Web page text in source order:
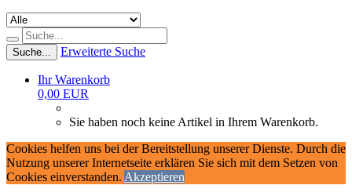
Suche... Erweiterte Suche
Ihr Warenkorb
0,00 EUR
Sie haben noch keine Artikel in Ihrem Warenkorb.
Cookies helfen uns bei der Bereitstellung unserer Dienste. Durch die
Nutzung unserer Internetseite erklären Sie sich mit dem Setzen von
Cookies einverstanden. Akzeptieren